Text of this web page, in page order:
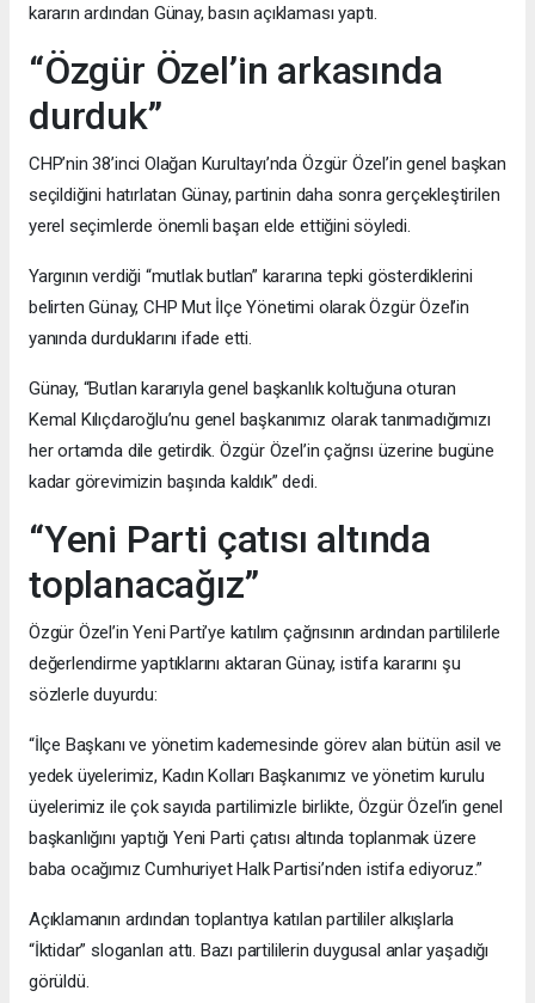
kararın ardından Günay, basın açıklaması yaptı.
“Özgür Özel’in arkasında
durduk”
CHP’nin 38’inci Olağan Kurultayı’nda Özgür Özel’in genel başkan
seçildiğini hatırlatan Günay, partinin daha sonra gerçekleştirilen
yerel seçimlerde önemli başarı elde ettiğini söyledi.
Yargının verdiği “mutlak butlan” kararına tepki gösterdiklerini
belirten Günay, CHP Mut İlçe Yönetimi olarak Özgür Özel’in
yanında durduklarını ifade etti.
Günay, “Butlan kararıyla genel başkanlık koltuğuna oturan
Kemal Kılıçdaroğlu’nu genel başkanımız olarak tanımadığımızı
her ortamda dile getirdik. Özgür Özel’in çağrısı üzerine bugüne
kadar görevimizin başında kaldık” dedi.
“Yeni Parti çatısı altında
toplanacağız”
Özgür Özel’in Yeni Parti’ye katılım çağrısının ardından partililerle
değerlendirme yaptıklarını aktaran Günay, istifa kararını şu
sözlerle duyurdu:
“İlçe Başkanı ve yönetim kademesinde görev alan bütün asil ve
yedek üyelerimiz, Kadın Kolları Başkanımız ve yönetim kurulu
üyelerimiz ile çok sayıda partilimizle birlikte, Özgür Özel’in genel
başkanlığını yaptığı Yeni Parti çatısı altında toplanmak üzere
baba ocağımız Cumhuriyet Halk Partisi’nden istifa ediyoruz.”
Açıklamanın ardından toplantıya katılan partililer alkışlarla
“İktidar” sloganları attı. Bazı partililerin duygusal anlar yaşadığı
görüldü.